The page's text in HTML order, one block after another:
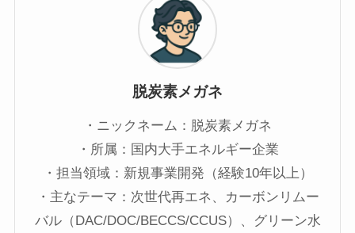
脱炭素メガネ
・ニックネーム：脱炭素メガネ
・所属：国内大手エネルギー企業
・担当領域：新規事業開発（経験10年以上）
・主なテーマ：次世代再エネ、カーボンリムー
バル（DAC/DOC/BECCS/CCUS）、グリーン水